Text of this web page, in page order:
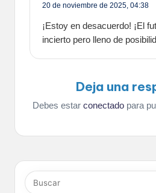
20 de noviembre de 2025, 04:38
¡Estoy en desacuerdo! ¡El
incierto pero lleno de
Deja una
Debes estar conectadopara